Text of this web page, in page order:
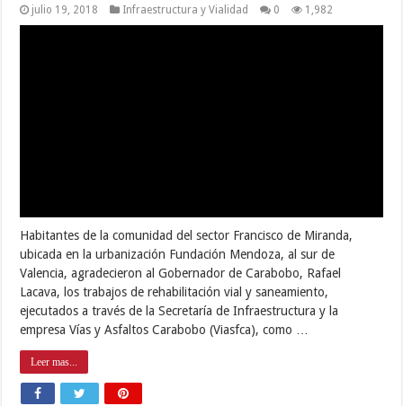
julio 19, 2018 Infraestructura y Vialidad 0 1,982
Niños celebraron su día con Mega Jornada
en Miguel Peña
julio 19, 2018 Municipios 0 1,103
(Prensa Alcaldía de Valencia).- Más de 500 niños y niñas de la
parroquia Miguel Peña, celebraron su día con una gran variedad